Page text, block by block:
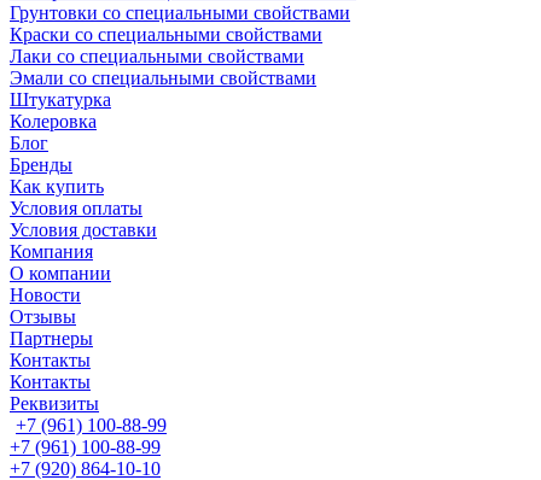
Грунтовки со специальными свойствами
Краски со специальными свойствами
Лаки со специальными свойствами
Эмали со специальными свойствами
Штукатурка
Колеровка
Блог
Бренды
Как купить
Условия оплаты
Условия доставки
Компания
О компании
Новости
Отзывы
Партнеры
Контакты
Контакты
Реквизиты
+7 (961) 100-88-99
+7 (961) 100-88-99
+7 (920) 864-10-10